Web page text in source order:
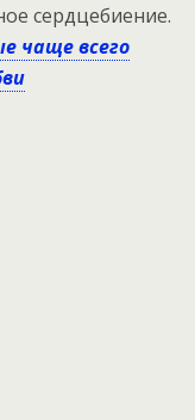
сердцебиение.
чаще всего